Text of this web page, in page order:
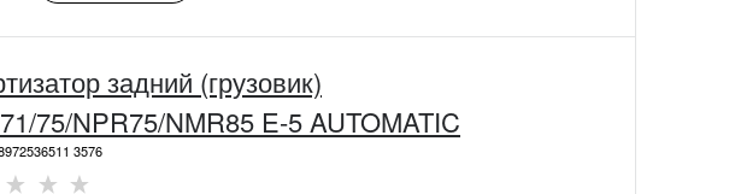
задний (грузовик)
NQR71/75/NPR75/NMR85 E-5 AUTOMATIC
3576